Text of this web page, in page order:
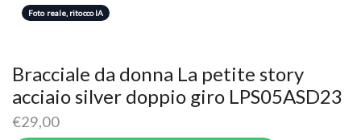
Foto reale, ritocco IA
Bracciale da donna La petite story
acciaio silver doppio giro LPS05ASD23
€29,00